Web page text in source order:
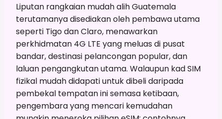
Liputan rangkaian mudah alih Guatemala
terutamanya disediakan oleh pembawa utama
seperti Tigo dan Claro, menawarkan
perkhidmatan 4G LTE yang meluas di pusat
bandar, destinasi pelancongan popular, dan
laluan pengangkutan utama. Walaupun kad SIM
fizikal mudah didapati untuk dibeli daripada
pembekal tempatan ini semasa ketibaan,
pengembara yang mencari kemudahan